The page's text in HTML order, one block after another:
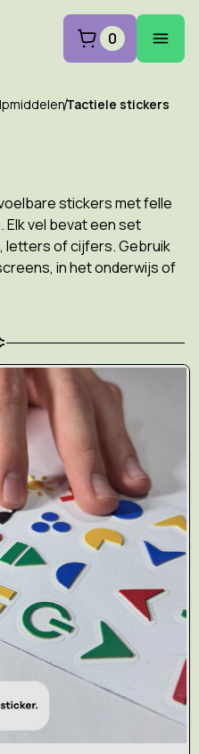
0
Tactiele stickers
stickers met felle
vel bevat een set
letters of cijfers. Gebruik
in het onderwijs of